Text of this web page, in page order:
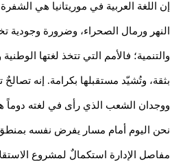
إن اللغة العربية في موريتانيا هي
النهر ورمال الصحراء، وضرورة وجودية
والتنمية؛ فالأمم التي تتخذ لغتها
بثقة، وتُشيّد مستقبلها بكرامة. إنه
ووجدان الشعب الذي رأى في لغته دوماً
نحن اليوم أمام مسار يفرض نفسه بمنطق
مفاصل الإدارة استكمالٌ لمشروع